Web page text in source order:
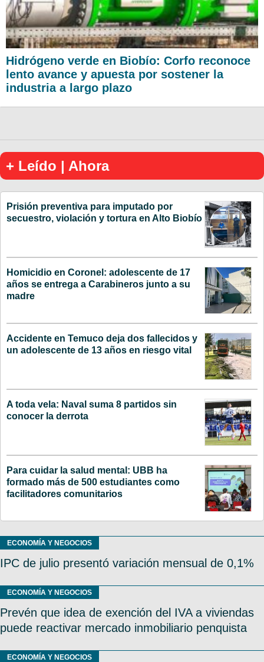
Hidrógeno verde en Biobío: Corfo reconoce
lento avance y apuesta por sostener la
industria a largo plazo
+ Leído | Ahora
Prisión preventiva para imputado por
secuestro, violación y tortura en Alto Biobío
Homicidio en Coronel: adolescente de 17
años se entrega a Carabineros junto a su
madre
Accidente en Temuco deja dos fallecidos y
un adolescente de 13 años en riesgo vital
A toda vela: Naval suma 8 partidos sin
conocer la derrota
Para cuidar la salud mental: UBB ha
formado más de 500 estudiantes como
facilitadores comunitarios
ECONOMÍA Y NEGOCIOS
IPC de julio presentó variación mensual de 0,1%
ECONOMÍA Y NEGOCIOS
Prevén que idea de exención del IVA a viviendas
puede reactivar mercado inmobiliario penquista
ECONOMÍA Y NEGOCIOS